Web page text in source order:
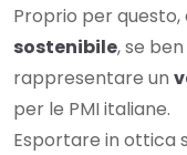
Proprio per
sostenibile, se
rappresentare un
per le PMI italiane.
Esportare in ottica